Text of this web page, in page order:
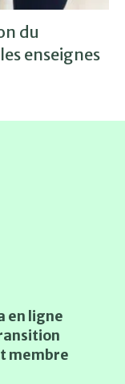
du
enseignes
en ligne
membre